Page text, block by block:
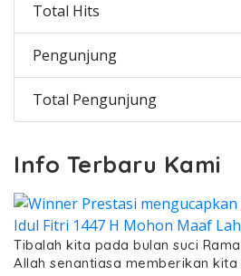
Total Hits
Pengunjung
Total Pengunjung
Info Terbaru Kami
Tibalah kita pada bulan suci
Allah senantiasa memberikan